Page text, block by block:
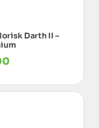
Darth II –